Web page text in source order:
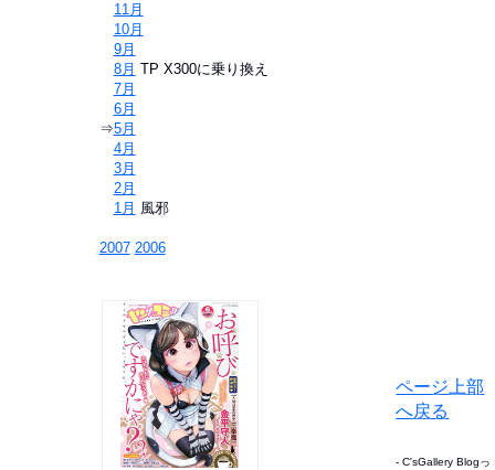
11月
10月
9月
8月 TP X300に乗り換え
7月
6月
⇒5月
4月
3月
2月
1月 風邪
2007 2006
ページ上部
へ戻る
- C'sGallery Blogっ